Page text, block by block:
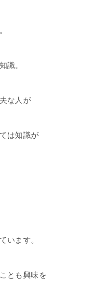
識。
な人が
は知識が
います。
とも興味を